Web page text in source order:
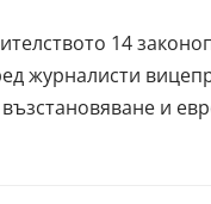
14
журналисти
и